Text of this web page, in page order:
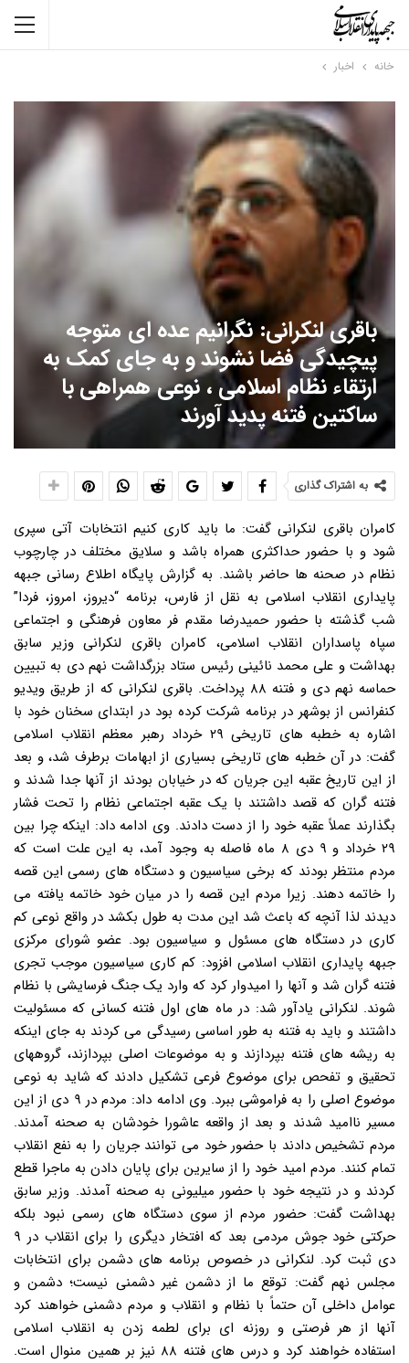
خانه اخبار
باقری لنکرانی: نگرانیم عده ای متوجه
پیچیدگی فضا نشوند و به جای کمک به
ارتقاء نظام اسلامی ، نوعی همراهی با
ساکتین فتنه پدید آورند
به اشتراک گذاری
کامران باقری لنکرانی گفت: ما باید کاری کنیم انتخابات آتی سپری
شود و با حضور حداکثری همراه باشد و سلایق مختلف در چارچوب
نظام در صحنه ها حاضر باشند. به گزارش پایگاه اطلاع رسانی جبهه
پایداری انقلاب اسلامی به نقل از فارس، برنامه “دیروز، امروز، فردا”
شب گذشته با حضور حمیدرضا مقدم فر معاون فرهنگی و اجتماعی
سپاه پاسداران انقلاب اسلامی، کامران باقری لنکرانی وزیر سابق
بهداشت و علی محمد نائینی رئیس ستاد بزرگداشت نهم دی به تبیین
حماسه نهم دی و فتنه ۸۸ پرداخت. باقری لنکرانی که از طریق ویدیو
کنفرانس از بوشهر در برنامه شرکت کرده بود در ابتدای سخنان خود با
اشاره به خطبه های تاریخی ۲۹ خرداد رهبر معظم انقلاب اسلامی
گفت: در آن خطبه های تاریخی بسیاری از ابهامات برطرف شد، و بعد
از این تاریخ عقبه این جریان که در خیابان بودند از آنها جدا شدند و
فتنه گران که قصد داشتند با یک عقبه اجتماعی نظام را تحت فشار
بگذارند عملاً عقبه خود را از دست دادند. وی ادامه داد: اینکه چرا بین
۲۹ خرداد و ۹ دی ۸ ماه فاصله به وجود آمد، به این علت است که
مردم منتظر بودند که برخی سیاسیون و دستگاه های رسمی این قصه
را خاتمه دهند. زیرا مردم این قصه را در میان خود خاتمه یافته می
دیدند لذا آنچه که باعث شد این مدت به طول بکشد در واقع نوعی کم
کاری در دستگاه های مسئول و سیاسیون بود. عضو شورای مرکزی
جبهه پایداری انقلاب اسلامی افزود: کم کاری سیاسیون موجب تجری
فتنه گران شد و آنها را امیدوار کرد که وارد یک جنگ فرسایشی با نظام
شوند. لنکرانی یادآور شد: در ماه های اول فتنه کسانی که مسئولیت
داشتند و باید به فتنه به طور اساسی رسیدگی می کردند به جای اینکه
به ریشه های فتنه بپردازند و به موضوعات اصلی بپردازند، گروههای
تحقیق و تفحص برای موضوع فرعی تشکیل دادند که شاید به نوعی
موضوع اصلی را به فراموشی ببرد. وی ادامه داد: مردم در ۹ دی از این
مسیر ناامید شدند و بعد از واقعه عاشورا خودشان به صحنه آمدند.
مردم تشخیص دادند با حضور خود می توانند جریان را به نفع انقلاب
تمام کنند. مردم امید خود را از سایرین برای پایان دادن به ماجرا قطع
کردند و در نتیجه خود با حضور میلیونی به صحنه آمدند. وزیر سابق
بهداشت گفت: حضور مردم از سوی دستگاه های رسمی نبود بلکه
حرکتی خود جوش مردمی بعد که افتخار دیگری را برای انقلاب در ۹
دی ثبت کرد. لنکرانی در خصوص برنامه های دشمن برای انتخابات
مجلس نهم گفت: توقع ما از دشمن غیر دشمنی نیست؛ دشمن و
عوامل داخلی آن حتماً با نظام و انقلاب و مردم دشمنی خواهند کرد
آنها از هر فرصتی و روزنه ای برای لطمه زدن به انقلاب اسلامی
استفاده خواهند کرد و درس های فتنه ۸۸ نیز بر همین منوال است.